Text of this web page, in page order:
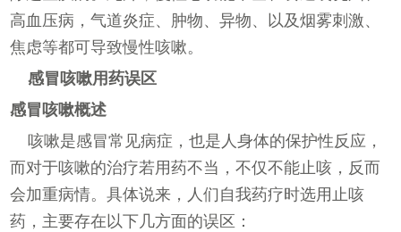
高血压病，气道炎症、肿物、异物、以及烟雾刺激、
焦虑等都可导致慢性咳嗽。
感冒咳嗽用药误区
感冒咳嗽概述
咳嗽是感冒常见病症，也是人身体的保护性反应，
而对于咳嗽的治疗若用药不当，不仅不能止咳，反而
会加重病情。具体说来，人们自我药疗时选用止咳
药，主要存在以下几方面的误区：